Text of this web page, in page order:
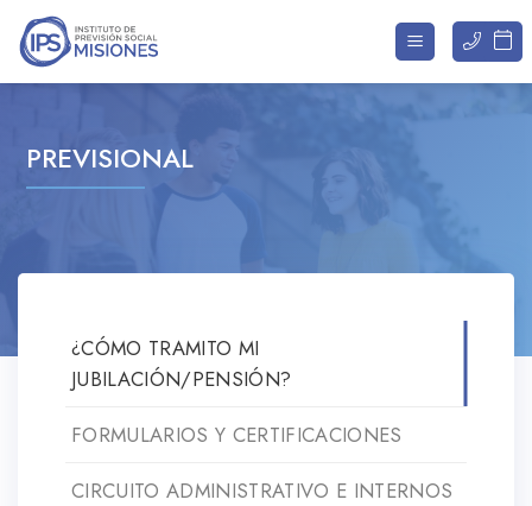
Saltar
contenido
PREVISIONAL
¿CÓMO TRAMITO MI
JUBILACIÓN/PENSIÓN?
FORMULARIOS Y CERTIFICACIONES
CIRCUITO ADMINISTRATIVO E INTERNOS